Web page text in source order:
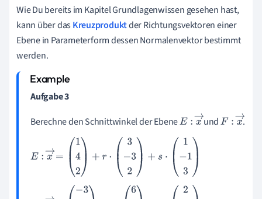
Wie Du bereits im Kapitel Grundlagenwissen gesehen hast,
kann über dasKreuzproduktder Richtungsvektoren einer
Ebene in Parameterform dessen Normalenvektor bestimmt
werden.
Aufgabe 3
Berechne den Schnittwinkel der EbeneE:x → undF:x → .
E:x →=1 42 + 3- 3 +s ·1 -1 3